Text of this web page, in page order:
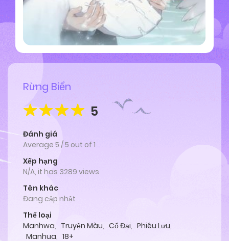
Rừng Biển
5
Đánh giá
Average 5 /5 out of 1
Xếp hạng
N/A, it has 3289 views
Tên khác
Đang cập nhật
Thể loại
Manhwa, Truyện Màu, Cổ Đại, Phiêu Lưu,
Manhua, 18+